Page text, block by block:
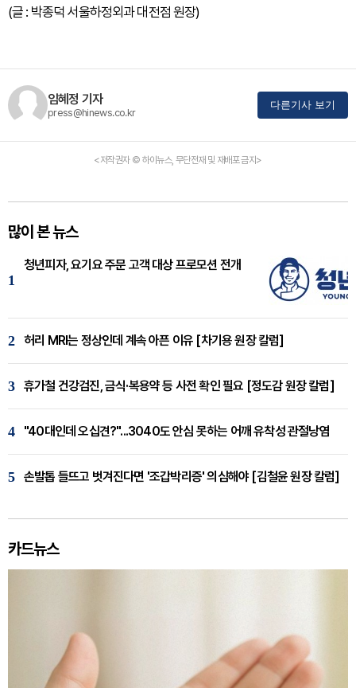
(글 : 박종덕 서울하정외과 대전점 원장)
임혜정 기자
press@hinews.co.kr
다른기사 보기
<저작권자 © 하이뉴스, 무단전재 및 재배포 금지>
많이 본 뉴스
1
청년피자, 요기요 주문 고객 대상 프로모션 전개
2 허리 MRI는 정상인데 계속 아픈 이유 [차기용 원장 칼럼]
3 휴가철 건강검진, 금식·복용약 등 사전 확인 필요 [정도감 원장 칼럼]
4 "40대인데 오십견?"...3040도 안심 못하는 어깨 유착성 관절낭염
5 손발톱 들뜨고 벗겨진다면 '조갑박리증' 의심해야 [김철윤 원장 칼럼]
카드뉴스